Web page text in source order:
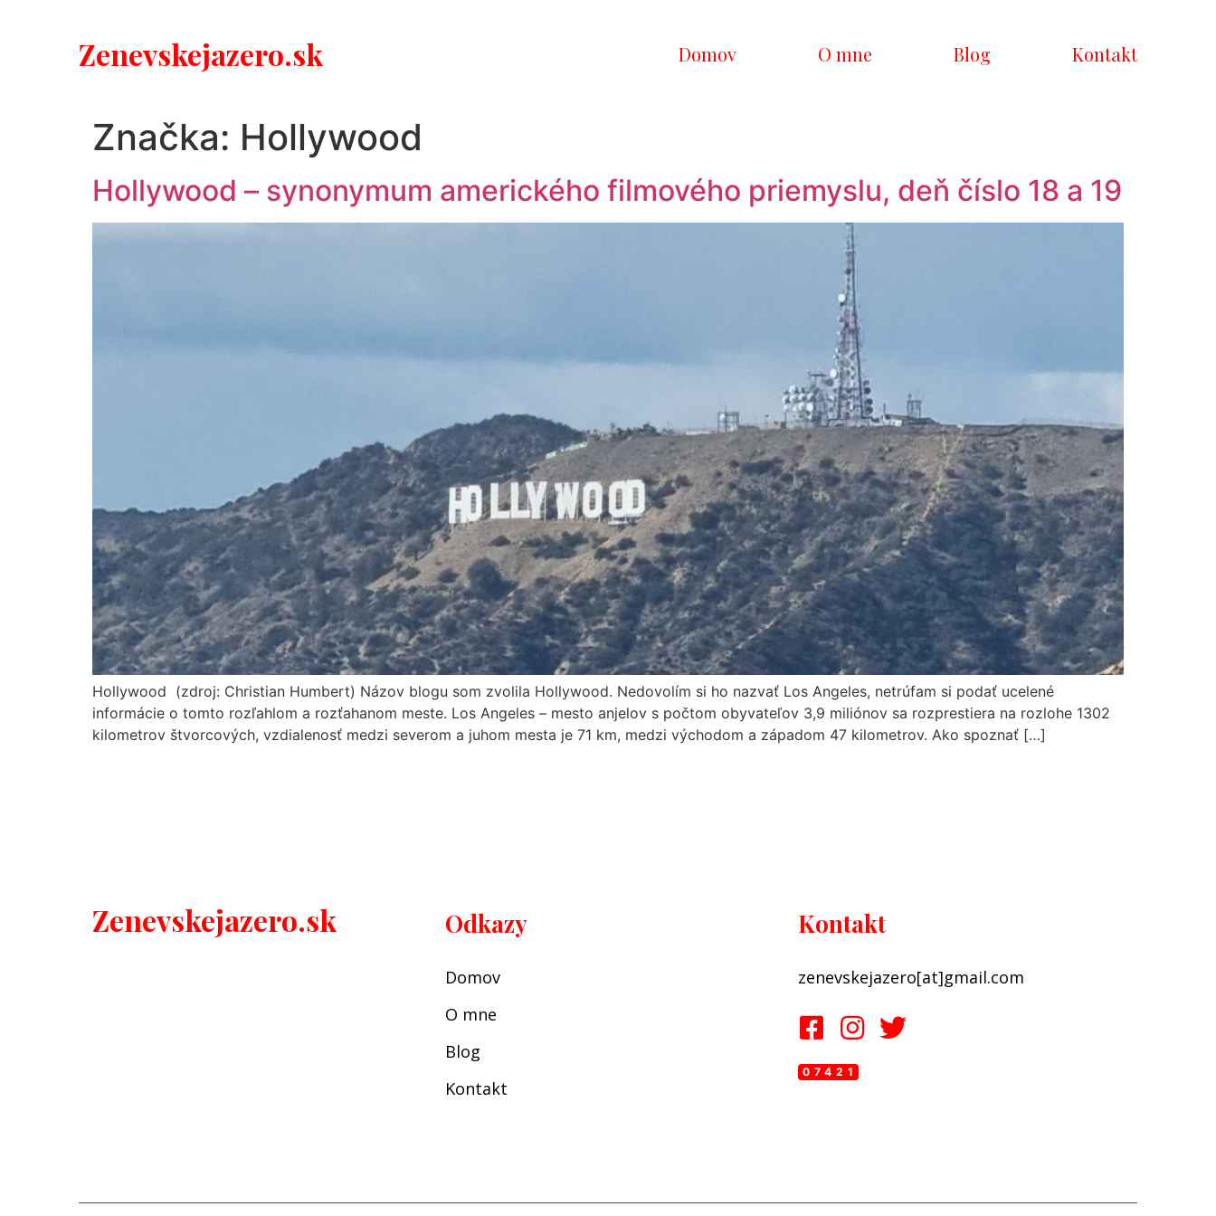
Zenevskejazero.sk Domov O mne Blog Kontakt
Značka: Hollywood
Hollywood – synonymum amerického filmového priemyslu, deň číslo 18 a 19
Hollywood (zdroj: Christian Humbert) Názov blogu som zvolila Hollywood. Nedovolím si ho nazvať Los Angeles, netrúfam si podať ucelené
informácie o tomto rozľahlom a rozťahanom meste. Los Angeles – mesto anjelov s počtom obyvateľov 3,9 miliónov sa rozprestiera na rozlohe 1302
kilometrov štvorcových, vzdialenosť medzi severom a juhom mesta je 71 km, medzi východom a západom 47 kilometrov. Ako spoznať […]
Zenevskejazero.sk Odkazy
Domov
O mne
Blog
Kontakt
Kontakt
zenevskejazero[at]gmail.com
07421